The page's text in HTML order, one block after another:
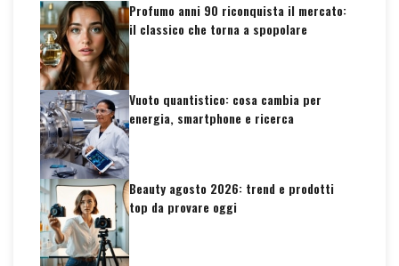
Profumo anni 90 riconquista il mercato:
il classico che torna a spopolare
Vuoto quantistico: cosa cambia per
energia, smartphone e ricerca
Beauty agosto 2026: trend e prodotti
top da provare oggi